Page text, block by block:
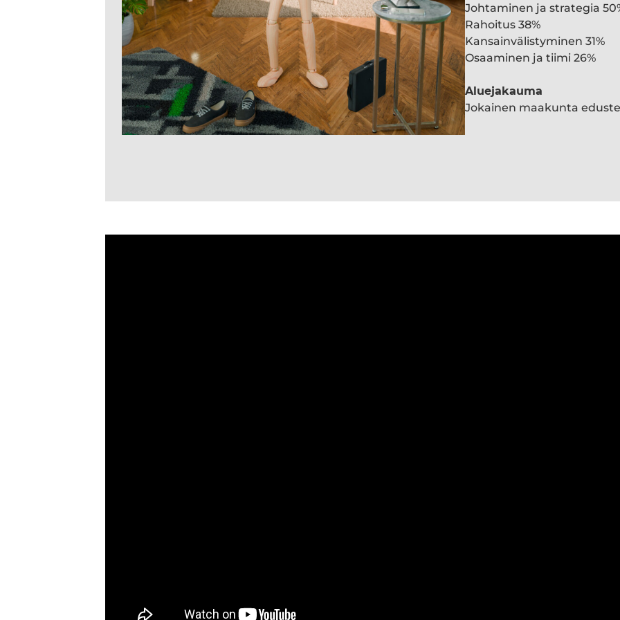
Johtaminen ja strategia
Rahoitus 38%
Kansainvälistyminen 31%
Osaaminen ja tiimi 26%
Aluejakauma
Jokainen maakunta